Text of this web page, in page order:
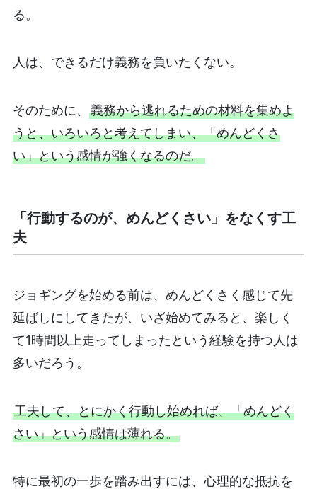
る。
人は、できるだけ義務を負いたくない。
そのために、 義務から逃れるための材料を集めよ
うと、いろいろと考えてしまい、「めんどくさ
い」という感情が強くなるのだ。
「行動するのが、めんどくさい」をなくす工
夫
ジョギングを始める前は、めんどくさく感じて先
延ばしにしてきたが、いざ始めてみると、楽しく
て1時間以上走ってしまったという経験を持つ人は
多いだろう。
工夫して、とにかく行動し始めれば、「めんどく
さい」という感情は薄れる。
特に最初の一歩を踏み出すには、心理的な抵抗を